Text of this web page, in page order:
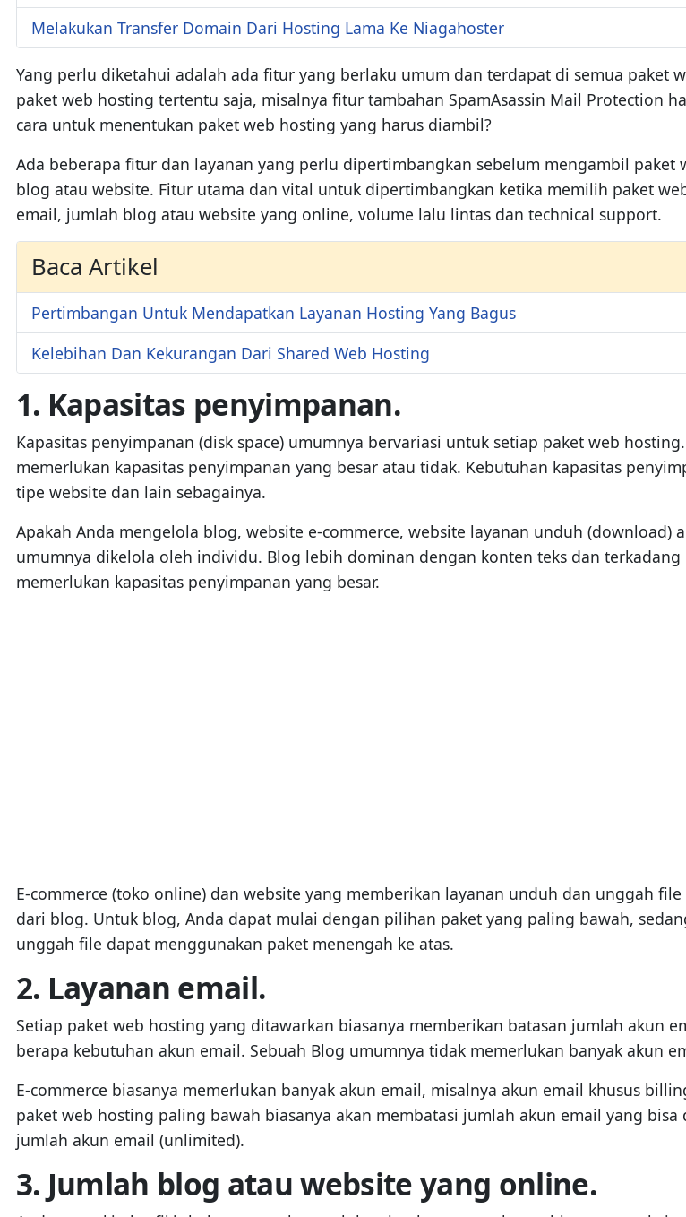
Melakukan Transfer Domain Dari Hosting Lama Ke Niagahoster
Yang perlu diketahui adalah ada fitur yang berlaku umum dan terdapat di semua paket
paket web hosting tertentu saja, misalnya fitur tambahan SpamAsassin Mail Protection
cara untuk menentukan paket web hosting yang harus diambil?
Ada beberapa fitur dan layanan yang perlu dipertimbangkan sebelum mengambil
blog atau website. Fitur utama dan vital untuk dipertimbangkan ketika memilih paket
email, jumlah blog atau website yang online, volume lalu lintas dan technical support.
Baca Artikel
Pertimbangan Untuk Mendapatkan Layanan Hosting Yang Bagus
Kelebihan Dan Kekurangan Dari Shared Web Hosting
1. Kapasitas penyimpanan.
Kapasitas penyimpanan (disk space) umumnya bervariasi untuk setiap paket web
memerlukan kapasitas penyimpanan yang besar atau tidak. Kebutuhan kapasitas
tipe website dan lain sebagainya.
Apakah Anda mengelola blog, website e-commerce, website layanan unduh
umumnya dikelola oleh individu. Blog lebih dominan dengan konten teks dan
memerlukan kapasitas penyimpanan yang besar.
E-commerce (toko online) dan website yang memberikan layanan unduh dan unggah
dari blog. Untuk blog, Anda dapat mulai dengan pilihan paket yang paling bawah,
unggah file dapat menggunakan paket menengah ke atas.
2. Layanan email.
Setiap paket web hosting yang ditawarkan biasanya memberikan batasan jumlah akun
berapa kebutuhan akun email. Sebuah Blog umumnya tidak memerlukan banyak akun
E-commerce biasanya memerlukan banyak akun email, misalnya akun email khusus
paket web hosting paling bawah biasanya akan membatasi jumlah akun email yang
jumlah akun email (unlimited).
3. Jumlah blog atau website yang online.